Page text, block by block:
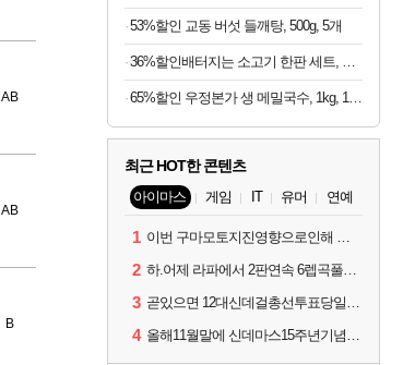
AB
AB
B
53%할인 교동 버섯 들깨탕, 500g, 5개
36%할인배터지는 소고기 한판 세트, 등심살 300g + 살치살 200g + 부채살 200g + 갈비살 200g + 우삼겹 300g, 1.2kg, 1세트
65%할인 우정본가 생 메밀국수, 1kg, 1팩 + 시원한 메밀장, 40g, 6개
최근 HOT한 콘텐츠
아이마스 게임 IT 유머 연예
1 이번 구마모토지진영향으로인해 아이돌 커뮤니케이션 매일 게시물이 중단된다고하네요ㅠ
2 하.어제 라파에서 2판연속 6렙곡풀콤못했네요.
3 곧있으면 12대신데걸총선투표당일이네요.
4 올해11월말에 신데마스15주년기념 라이브를 하네요